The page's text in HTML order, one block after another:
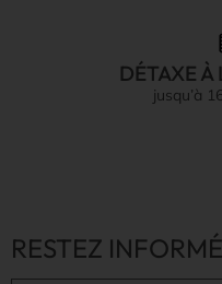
DÉTAXE À
jusqu’à
RESTEZ